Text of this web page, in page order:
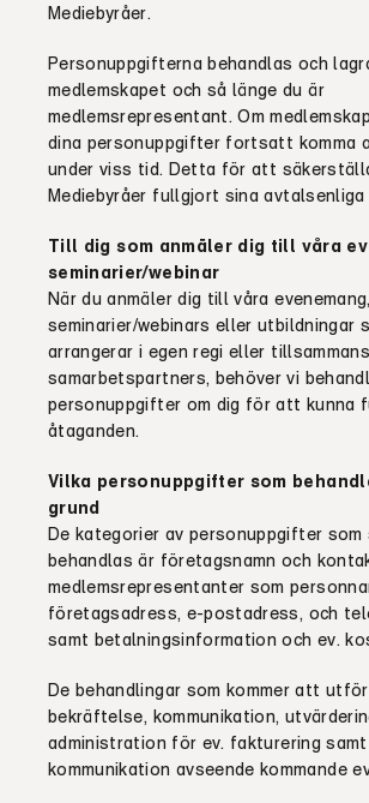
Mediebyråer.
Personuppgifterna behandlas och
medlemskapet och så länge du är
medlemsrepresentant. Om
dina personuppgifter fortsatt komma
under viss tid. Detta för att
Mediebyråer fullgjort sina
Till dig som anmäler dig till våra
seminarier/webinar
När du anmäler dig tillvåraevenemang,
seminarier/webinars ellerutbildningar
arrangerar i egen regi eller
samarbetspartners, behöver vi
personuppgifter om dig för att kunna
åtaganden.
Vilka personuppgifter som
grund
De kategorier av personuppgifter som
behandlas är företagsnamn och
medlemsrepresentanter som
företagsadress, e-postadress, och
samt betalningsinformation och ev.
De behandlingar som kommer att
bekräftelse, kommunikation,
administration för ev. fakturering samt
kommunikation avseende kommande